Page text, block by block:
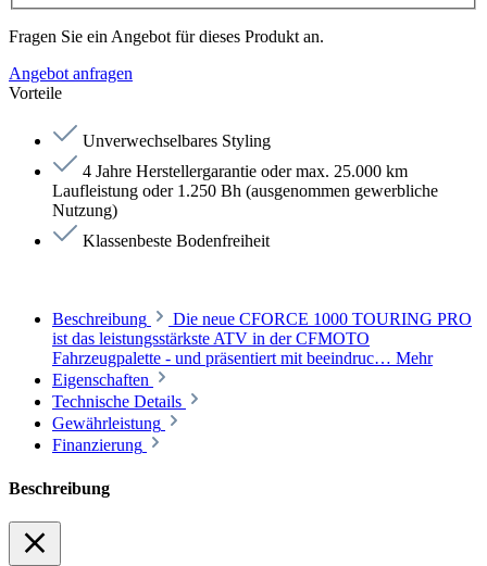
Fragen Sie ein Angebot für dieses Produkt an.
Angebot anfragen
Vorteile
Unverwechselbares Styling
4 Jahre Herstellergarantie oder max. 25.000 km
Laufleistung oder 1.250 Bh (ausgenommen gewerbliche
Nutzung)
Klassenbeste Bodenfreiheit
Beschreibung
Die neue CFORCE 1000 TOURING PRO
ist das leistungsstärkste ATV in der CFMOTO
Fahrzeugpalette - und präsentiert mit beeindruc… Mehr
Eigenschaften
Technische Details
Gewährleistung
Finanzierung
Beschreibung